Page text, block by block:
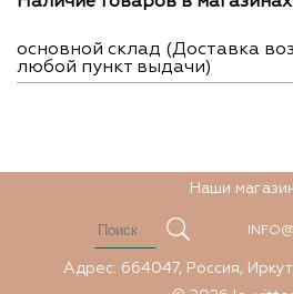
основной склад (Доставка
любой пункт выдачи)
Наши
Адрес: 664047, Россия,